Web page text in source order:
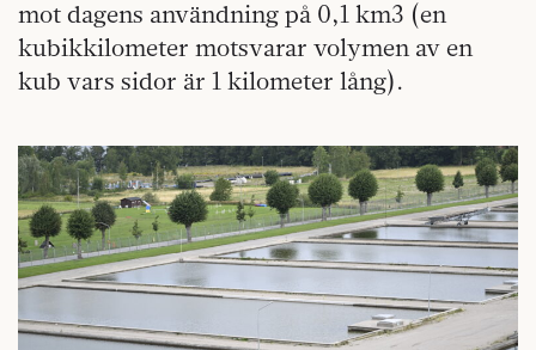
mot dagens användning på 0,1 km3 (en
kubikkilometer motsvarar volymen av en
kub vars sidor är 1 kilometer lång).